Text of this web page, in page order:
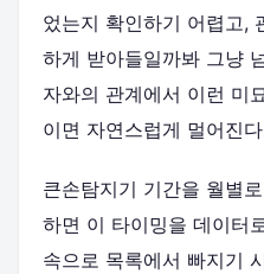
었는지 확인하기 어렵고,
하게 받아들일까봐 그냥
자와의 관계에서 이런 미
이면 자연스럽게 멀어진
큰손탐지기 기간을 월별
하면 이 타이밍을 데이터
속으로 목록에서 빠지기